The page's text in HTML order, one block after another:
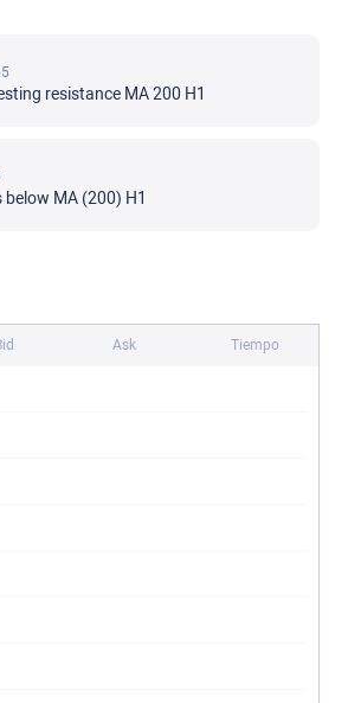
resistance MA 200 H1
below MA (200) H1
Ask Tiempo